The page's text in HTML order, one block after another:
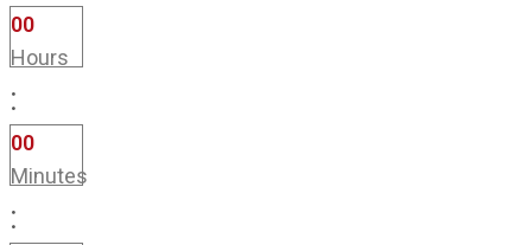
00
Hours
:
00
Minutes
: